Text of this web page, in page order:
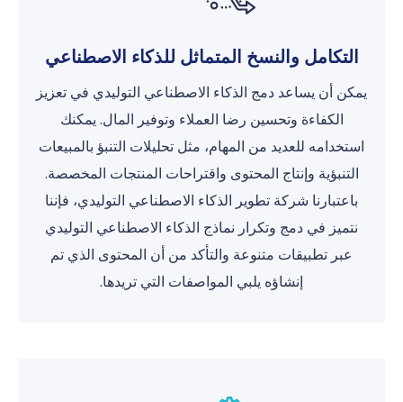
التكامل والنسخ المتماثل للذكاء الاصطناعي
يمكن أن يساعد دمج الذكاء الاصطناعي التوليدي في تعزيز
الكفاءة وتحسين رضا العملاء وتوفير المال. يمكنك
استخدامه للعديد من المهام، مثل تحليلات التنبؤ بالمبيعات
التنبؤية وإنتاج المحتوى واقتراحات المنتجات المخصصة.
باعتبارنا شركة تطوير الذكاء الاصطناعي التوليدي، فإننا
نتميز في دمج وتكرار نماذج الذكاء الاصطناعي التوليدي
عبر تطبيقات متنوعة والتأكد من أن المحتوى الذي تم
إنشاؤه يلبي المواصفات التي تريدها.